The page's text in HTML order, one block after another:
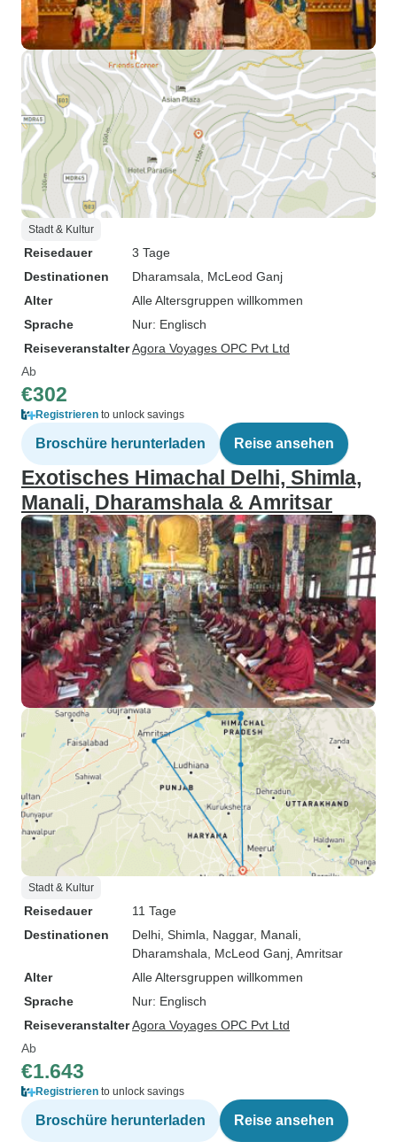
Stadt & Kultur
Reisedauer
3 Tage
Destinationen
Dharamsala , McLeod Ganj
Alter
Alle Altersgruppen willkommen
Sprache
Nur: Englisch
ReiseveranstalterAgora Voyages OPC Pvt Ltd
Ab
€302
Registrieren to unlock savings
Broschüre herunterladen Reise ansehen
Exotisches Himachal Delhi, Shimla,
Manali, Dharamshala & Amritsar
Stadt & Kultur
Reisedauer
11 Tage
Destinationen
Delhi , Shimla , Naggar, Manali
Dharamshala , McLeod Ganj , Amritsar
Alter
Alle Altersgruppen willkommen
Sprache
Nur: Englisch
ReiseveranstalterAgora Voyages OPC Pvt Ltd
Ab
€1.643
Registrieren to unlock savings
Broschüre herunterladen Reise ansehen